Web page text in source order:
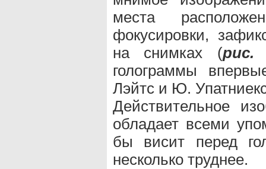
места
фокусировки,
на снимках (рис.
голограммы
Лэйтс и Ю.
Действительное
обладает всеми
бы висит перед
несколько труднее.